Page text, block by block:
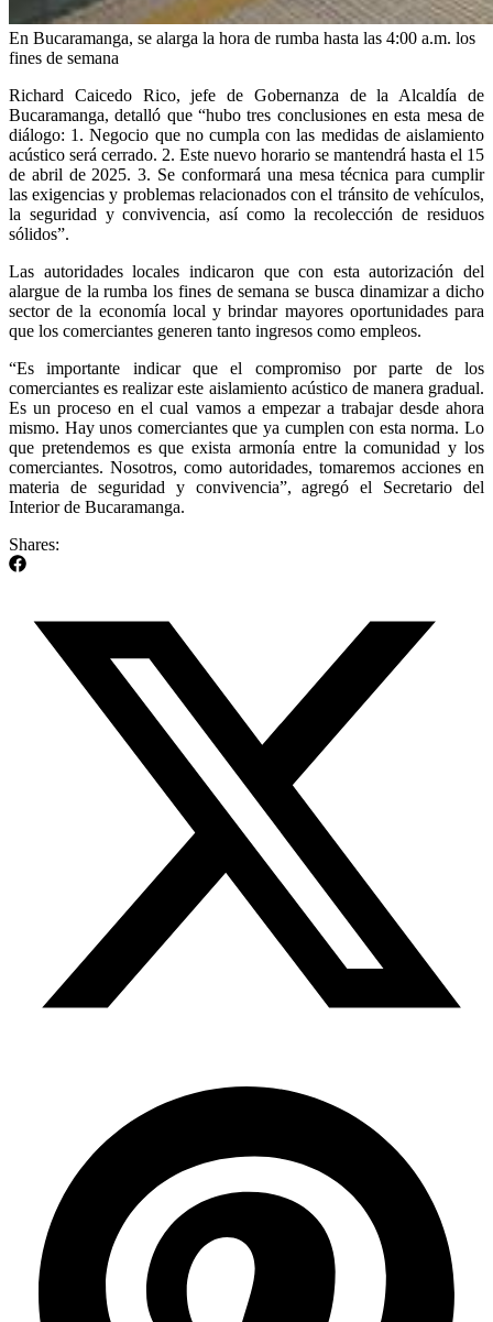
En Bucaramanga, se alarga la hora de rumba hasta las 4:00 a.m. los
fines de semana
Richard Caicedo Rico, jefe de Gobernanza de la Alcaldía de
Bucaramanga, detalló que “hubo tres conclusiones en esta mesa de
diálogo: 1. Negocio que no cumpla con las medidas de aislamiento
acústico será cerrado. 2. Este nuevo horario se mantendrá hasta el 15
de abril de 2025. 3. Se conformará una mesa técnica para cumplir
las exigencias y problemas relacionados con el tránsito de vehículos,
la seguridad y convivencia, así como la recolección de residuos
sólidos”.
Las autoridades locales indicaron que con esta autorización del
alargue de la rumba los fines de semana se busca dinamizar a dicho
sector de la economía local y brindar mayores oportunidades para
que los comerciantes generen tanto ingresos como empleos.
“Es importante indicar que el compromiso por parte de los
comerciantes es realizar este aislamiento acústico de manera gradual.
Es un proceso en el cual vamos a empezar a trabajar desde ahora
mismo. Hay unos comerciantes que ya cumplen con esta norma. Lo
que pretendemos es que exista armonía entre la comunidad y los
comerciantes. Nosotros, como autoridades, tomaremos acciones en
materia de seguridad y convivencia”, agregó el Secretario del
Interior de Bucaramanga.
Shares: